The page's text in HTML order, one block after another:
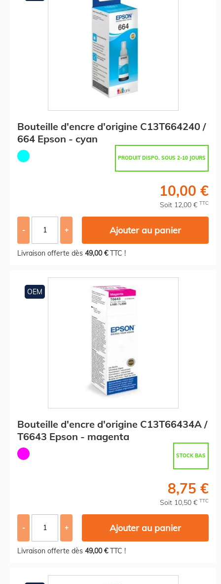
Bouteille d'encre d'origine C13T664240 /
664 Epson - cyan
PRODUIT DISPO. SOUS 2-10 JOURS
10,00 €
Soit 12,00 € TTC
- + Ajouter au panier
Livraison offerte dès 49,00 €TTC !
OEM
Bouteille d'encre d'origine C13T66434A /
T6643 Epson - magenta
STOCK BAS
8,75 €
Soit 10,50 € TTC
- + Ajouter au panier
Livraison offerte dès 49,00 €TTC !